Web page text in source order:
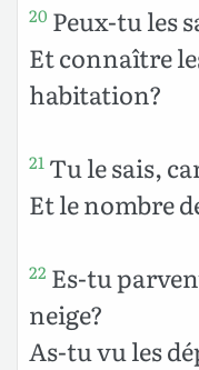
20 Peux-tu les
Et connaître
habitation?
21 Tu le sais,
Et le nombre
22 Es-tu
neige?
As-tu vu les